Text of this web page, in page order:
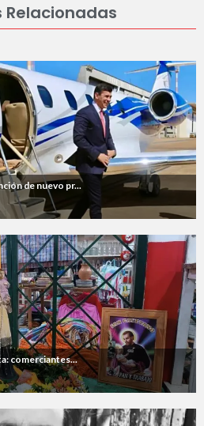
Relacionadas
de nuevo pr...
comerciantes...